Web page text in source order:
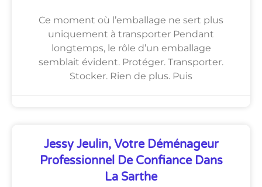
Ce moment où l’emballage ne sert plus
uniquement à transporter Pendant
longtemps, le rôle d’un emballage
semblait évident. Protéger. Transporter.
Stocker. Rien de plus. Puis
Jessy Jeulin, Votre Déménageur
Professionnel De Confiance Dans
La Sarthe